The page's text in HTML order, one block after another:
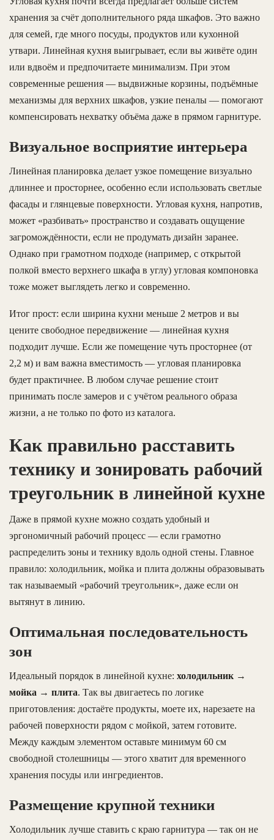
хранения за счёт дополнительного ряда шкафов. Это важно
для семей, где много посуды, продуктов или кухонной
утвари. Линейная кухня выигрывает, если вы живёте один
или вдвоём и предпочитаете минимализм. При этом
современные решения — выдвижные корзины, подъёмные
механизмы для верхних шкафов, узкие пеналы — помогают
компенсировать нехватку объёма даже в прямом гарнитуре.
Визуальное восприятие интерьера
Линейная планировка делает узкое помещение визуально
длиннее и просторнее, особенно если использовать светлые
фасады и глянцевые поверхности. Угловая кухня, напротив,
может «разбивать» пространство и создавать ощущение
загромождённости, если не продумать дизайн заранее.
Однако при грамотном подходе (например, с открытой
полкой вместо верхнего шкафа в углу) угловая компоновка
тоже может выглядеть легко и современно.
Итог прост: если ширина кухни меньше 2 метров и вы
цените свободное передвижение — линейная кухня
подходит лучше. Если же помещение чуть просторнее (от
2,2 м) и вам важна вместимость — угловая планировка
будет практичнее. В любом случае решение стоит
принимать после замеров и с учётом реального образа
жизни, а не только по фото из каталога.
Как правильно расставить
технику и зонировать рабочий
треугольник в линейной кухне
Даже в прямой кухне можно создать удобный и
эргономичный рабочий процесс — если грамотно
распределить зоны и технику вдоль одной стены. Главное
правило: холодильник, мойка и плита должны образовывать
так называемый «рабочий треугольник», даже если он
вытянут в линию.
Оптимальная последовательность
зон
Идеальный порядок в линейной кухне: холодильник →
мойка → плита. Так вы двигаетесь по логике
приготовления: достаёте продукты, моете их, нарезаете на
рабочей поверхности рядом с мойкой, затем готовите.
Между каждым элементом оставьте минимум 60 см
свободной столешницы — этого хватит для временного
хранения посуды или ингредиентов.
Размещение крупной техники
Холодильник лучше ставить с краю гарнитура — так он не